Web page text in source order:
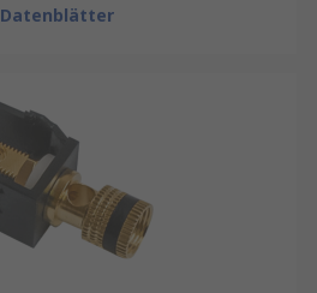
Datenblätter